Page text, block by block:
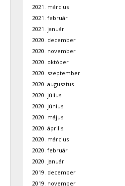
2021. március
2021. február
2021. január
2020. december
2020. november
2020. október
2020. szeptember
2020. augusztus
2020. július
2020. június
2020. május
2020. április
2020. március
2020. február
2020. január
2019. december
2019. november